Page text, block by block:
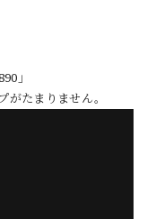
」
がたまりません。